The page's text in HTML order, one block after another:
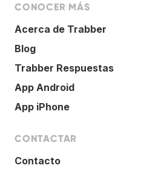
CONOCER MÁS
Acerca de Trabber
Blog
Trabber Respuestas
App Android
App iPhone
CONTACTAR
Contacto